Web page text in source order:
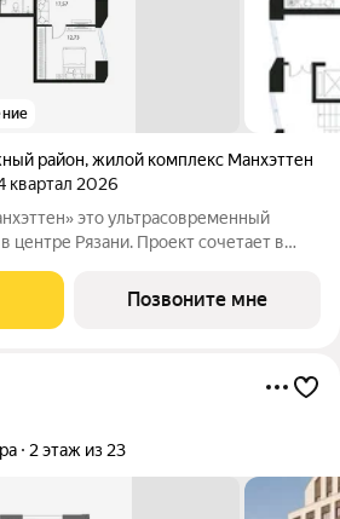
район,жилой комплекс Манхэттен
квартал 2026
центре Рязани. Проект сочетает в
среды. Авторские планировки
а
Позвоните мне
2 этаж из 23